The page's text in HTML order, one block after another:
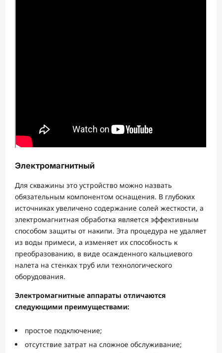
Электромагнитный
Для скважины это устройство можно назвать
обязательным компонентом оснащения. В глубоких
источниках увеличено содержание солей жесткости, а
электромагнитная обработка является эффективным
способом защиты от накипи. Эта процедура не удаляет
из воды примеси, а изменяет их способность к
преобразованию, в виде осажденного кальциевого
налета на стенках труб или технологического
оборудования.
Электромагнитные аппараты отличаются
следующими преимуществами:
простое подключение;
отсутствие затрат на сложное обслуживание;